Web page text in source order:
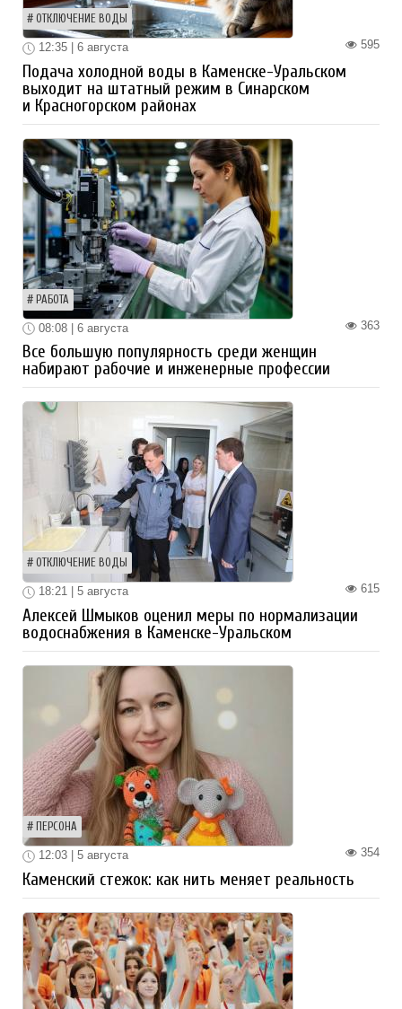
ОТКЛЮЧЕНИЕ ВОДЫ
595
12:35 | 6 августа
Подача холодной воды в Каменске-Уральском
выходит на штатный режим в Синарском
и Красногорском районах
РАБОТА
363
08:08 | 6 августа
Все большую популярность среди женщин
набирают рабочие и инженерные профессии
ОТКЛЮЧЕНИЕ ВОДЫ
615
18:21 | 5 августа
Алексей Шмыков оценил меры по нормализации
водоснабжения в Каменске-Уральском
ПЕРСОНА
354
12:03 | 5 августа
Каменский стежок: как нить меняет реальность